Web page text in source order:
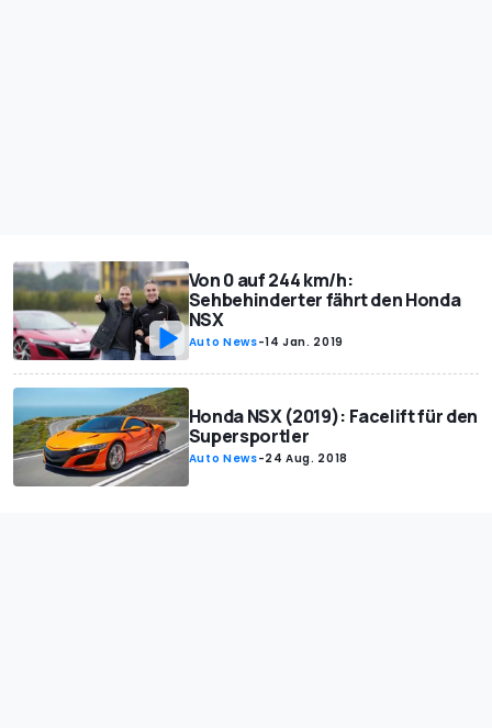
Von 0 auf 244 km/h:
Sehbehinderter fährt den Honda
NSX
Auto News-14 Jan. 2019
Honda NSX (2019): Facelift für den
Supersportler
Auto News-24 Aug. 2018